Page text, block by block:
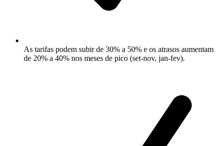
As tarifas podem subir de 30% a 50% e os atrasos aumentam
de 20% a 40% nos meses de pico (set-nov, jan-fev).